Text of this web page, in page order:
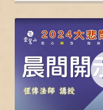
如果不用般若來